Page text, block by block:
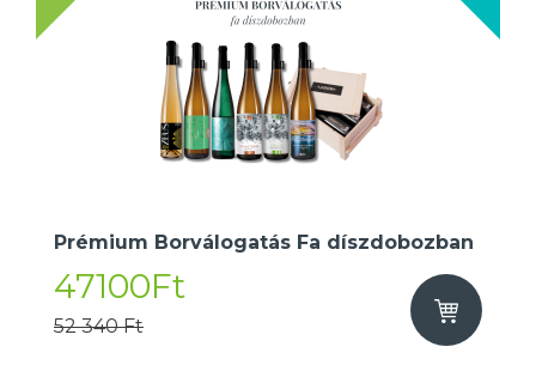
Prémium Borválogatás Fa díszdobozban
47100Ft
52 340 Ft